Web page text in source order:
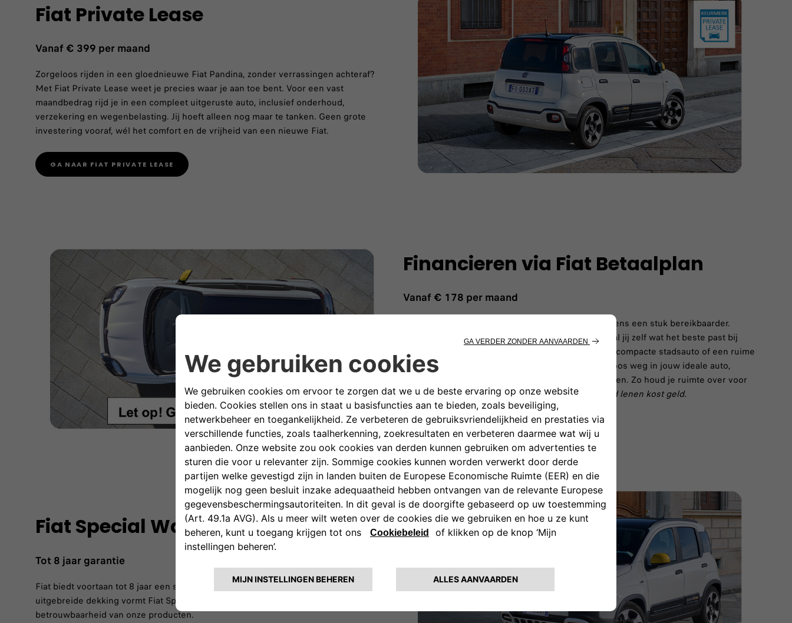
Fiat Private Lease
Vanaf € 399 per maand
Zorgeloos rijden in een gloednieuwe Fiat Pandina, zonder verrassingen achteraf?
Met Fiat Private Lease weet je precies waar je aan toe bent. Voor een vast
maandbedrag rijd je in een compleet uitgeruste auto, inclusief onderhoud,
verzekering en wegenbelasting. Jij hoeft alleen nog maar te tanken. Geen grote
investering vooraf, wél het comfort en de vrijheid van een nieuwe Fiat.
GA NAAR FIAT PRIVATE LEASE
Financieren via Fiat Betaalplan
Vanaf € 178 per maand
Met het Fiat Betaalplan wordt jouw nieuwe Fiat ineens een stuk bereikbaarder.
Dankzij flexibele financieringsmogelijkheden bepaal jij zelf wat het beste past bij
jouw situatie en levensstijl. Of je nu kiest voor een compacte stadsauto of een ruime
gezinswagen, met het Fiat Betaalplan rijd je zorgeloos weg in jouw ideale auto,
zonder direct het volledige aankoopbedrag te betalen. Zo houd je ruimte over voor
andere belangrijke dingen in het leven.Let op: geld lenen kost geld.
GA NAAR FIAT BETAALPLAN
Fiat Special Warranty
Tot 8 jaar garantie
Fiat biedt voortaan tot 8 jaar een speciale garantie op alle modellen. Met een zeer
uitgebreide dekking vormt Fiat Special Warranty het bewijs voor de kwaliteit en
betrouwbaarheid van onze producten.